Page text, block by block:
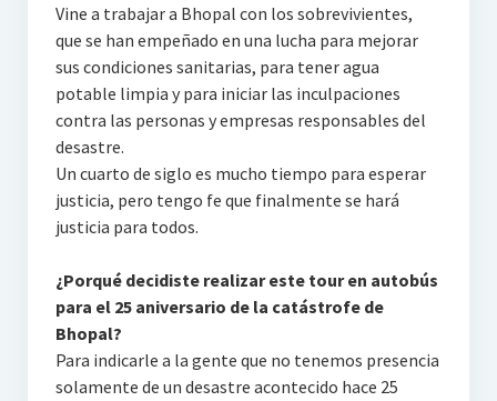
Vine a trabajar a Bhopal con los sobrevivientes,
que se han empeñado en una lucha para mejorar
sus condiciones sanitarias, para tener agua
potable limpia y para iniciar las inculpaciones
contra las personas y empresas responsables del
desastre.
Un cuarto de siglo es mucho tiempo para esperar
justicia, pero tengo fe que finalmente se hará
justicia para todos.
¿Porqué decidiste realizar este tour en autobús
para el 25 aniversario de la catástrofe de
Bhopal?
Para indicarle a la gente que no tenemos presencia
solamente de un desastre acontecido hace 25